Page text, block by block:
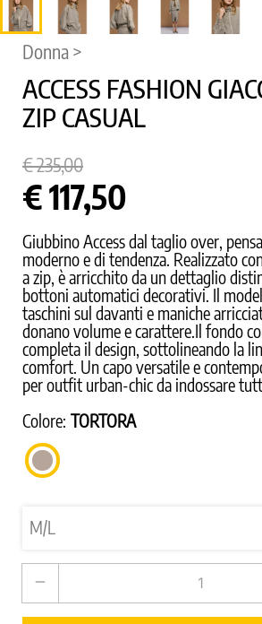
Donna >
ACCESS FASHION
ZIP CASUAL
€ 235,00
€ 117,50
Giubbino Access dal taglio over,
moderno e di tendenza. Realizzato
a zip, è arricchito da un dettaglio
bottoni automatici decorativi. Il
taschini sul davanti e maniche
donano volume e carattere.Il fondo
completa il design, sottolineando la
comfort. Un capo versatile e
per outfit urban-chic da indossare
Colore: TORTORA
TORTORA
remove